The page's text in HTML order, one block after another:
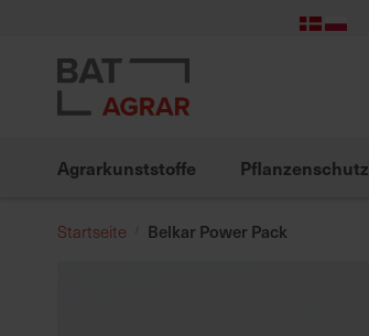
springen
Agrarkunststoffe Pflanzenschutz
Startseite Belkar Power Pack